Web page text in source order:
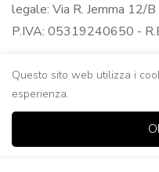
legale: Via R. Jemma 12/
P.IVA: 05319240650 -
Questo sito web utilizza i
esperienza.
Casa Negozio